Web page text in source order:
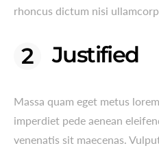
rhoncus dictum nisi
Justified
Massa quam eget metus
imperdiet pede aenean
venenatis sit maecenas.